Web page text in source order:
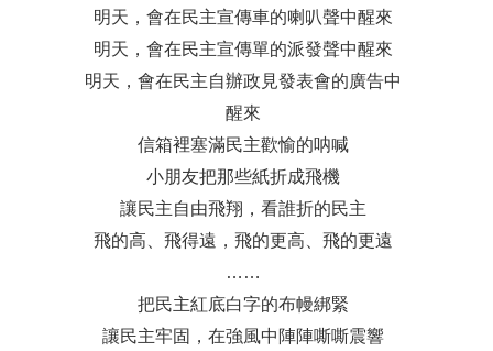
明天，會在民主宣傳車的喇叭聲中醒來
明天，會在民主宣傳單的派發聲中醒來
明天，會在民主自辦政見發表會的廣告中
醒來
信箱裡塞滿民主歡愉的呐喊
小朋友把那些紙折成飛機
讓民主自由飛翔，看誰折的民主
飛的高、飛得遠，飛的更高、飛的更遠
……
把民主紅底白字的布幔綁緊
讓民主牢固，在強風中陣陣嘶嘶震響